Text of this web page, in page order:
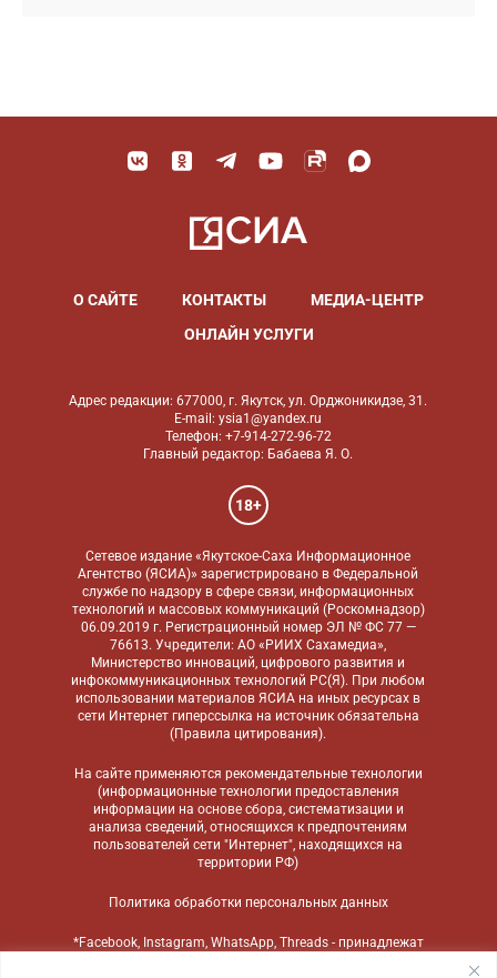
О САЙТЕ КОНТАКТЫ
МЕДИА-ЦЕНТР
ОНЛАЙН УСЛУГИ
Адрес редакции: 677000, г. Якутск, ул. Орджоникидзе, 31.
E-mail: ysia1@yandex.ru
Телефон: +7-914-272-96-72
Главный редактор: Бабаева Я. О.
18+
Сетевое издание «Якутское-Саха Информационное
Агентство (ЯСИА)» зарегистрировано в Федеральной
службе по надзору в сфере связи, информационных
технологий и массовых коммуникаций (Роскомнадзор)
06.09.2019 г. Регистрационный номер ЭЛ № ФС 77 —
76613. Учредители: АО «РИИХ Сахамедиа»,
Министерство инноваций, цифрового развития и
инфокоммуникационных технологий РС(Я). При любом
использовании материалов ЯСИА на иных ресурсах в
сети Интернет гиперссылка на источник обязательна
(Правила цитирования).
На сайте применяются рекомендательные технологии
(информационные технологии предоставления
информации на основе сбора, систематизации и
анализа сведений, относящихся к предпочтениям
пользователей сети "Интернет", находящихся на
территории РФ)
Политика обработки персональных данных
*Facebook, Instagram, WhatsApp, Threads - принадлежат